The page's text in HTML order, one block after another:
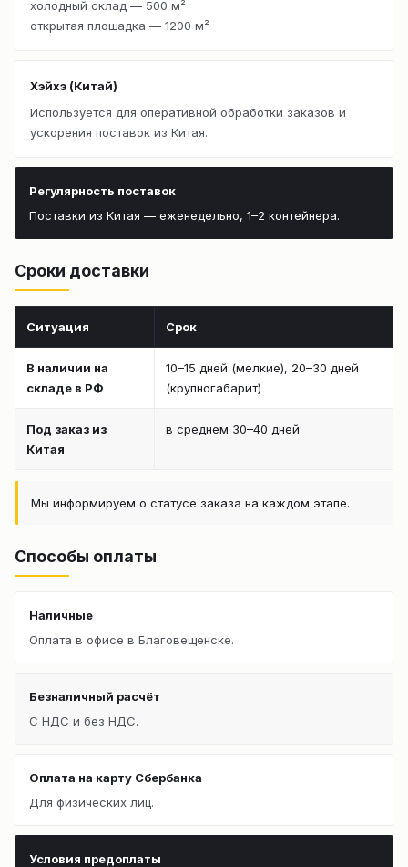
холодный склад — 500 м²
открытая площадка — 1200 м²
Хэйхэ (Китай)
Используется для оперативной обработки заказов и
ускорения поставок из Китая.
Регулярность поставок
Поставки из Китая — еженедельно, 1–2 контейнера.
Сроки доставки
Ситуация Срок
В наличии на
складе в РФ
10–15 дней (мелкие), 20–30 дней
(крупногабарит)
Под заказ из
Китая
в среднем 30–40 дней
Мы информируем о статусе заказа на каждом этапе.
Способы оплаты
Наличные
Оплата в офисе в Благовещенске.
Безналичный расчёт
С НДС и без НДС.
Оплата на карту Сбербанка
Для физических лиц.
Условия предоплаты